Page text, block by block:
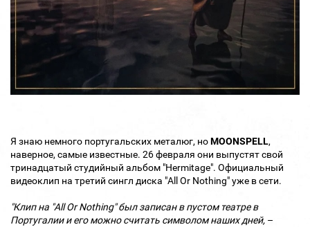
Я знаю немного португальских металюг, ноMOONSPELL,
наверное, самые известные. 26 февраля они выпустят свой
тринадцатый студийный альбом "Hermitage". Официальный
видеоклип на третий сингл диска "All Or Nothing" уже в сети.
"Клип на "All Or Nothing" был записан в пустом театре в
Португалии и его можно считать символом наших дней, –